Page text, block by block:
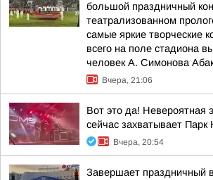
большой праздничный
театрализованном
самые яркие творческие
всего на поле стадиона
человек А. Симонова
Вчера, 21:06
Вот это да! Невероятная
сейчас захватывает
Вчера, 20:54
Завершает праздничный